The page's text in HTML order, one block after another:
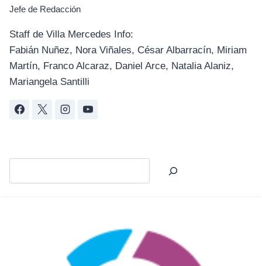
Jefe de Redacción
Staff de Villa Mercedes Info:
Fabián Nuñez, Nora Viñales, César Albarracín, Miriam
Martín, Franco Alcaraz, Daniel Arce, Natalia Alaniz,
Mariangela Santilli